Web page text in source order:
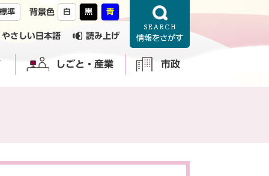
標準 背景色 白 黒 青
やさしい日本語 読み上げ
しごと・産業 市政